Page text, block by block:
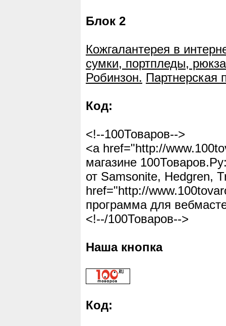
Блок 2
Кожгалантерея в
сумки, портпледы,
Робинзон. Партнерская
Код:
<!--100Товаров-->
<a href="http://
магазине
от Samsonite, Hedgren,
href="http://
программа для
<!--/100Товаров-->
Наша кнопка
Код: